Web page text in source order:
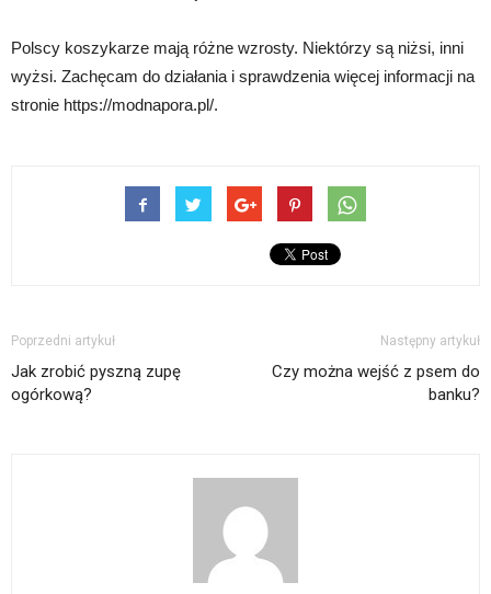
Polscy koszykarze mają różne wzrosty. Niektórzy są niżsi, inni
wyżsi. Zachęcam do działania i sprawdzenia więcej informacji na
stronie https://modnapora.pl/.
Poprzedni artykuł
Jak zrobić pyszną zupę
ogórkową?
Następny artykuł
Czy można wejść z psem do
banku?